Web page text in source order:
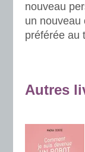
nouveau
un nouveau
préférée au
Autres